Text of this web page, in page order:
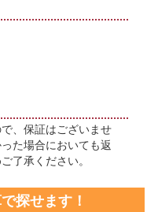
、保証はございませ
た場合においても返
了承ください。
探せます！